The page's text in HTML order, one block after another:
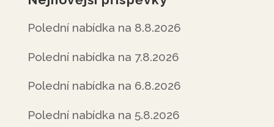
Polední nabídka na 8.8.2026
Polední nabídka na 7.8.2026
Polední nabídka na 6.8.2026
Polední nabídka na 5.8.2026